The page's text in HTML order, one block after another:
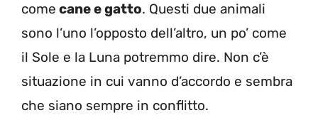
come cane e gatto. Questi due animali
sono l’uno l’opposto dell’altro, un po’ come
il Sole e la Luna potremmo dire. Non c’è
situazione in cui vanno d’accordo e sembra
che siano sempre in conflitto.